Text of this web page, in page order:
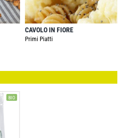
CAVOLO IN FIORE
Primi Piatti
BIO